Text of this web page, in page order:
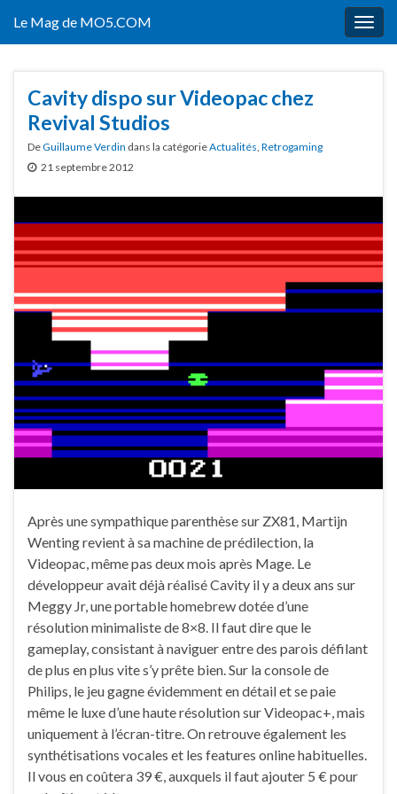
Le Mag de MO5.COM
Cavity dispo sur Videopac chez
Revival Studios
DeGuillaume Verdin dans la catégorieActualités, Retrogaming
21 septembre 2012
Après une sympathique parenthèse sur ZX81, Martijn
Wenting revient à sa machine de prédilection, la
Videopac, même pas deux mois après Mage. Le
développeur avait déjà réalisé Cavity il y a deux ans sur
Meggy Jr, une portable homebrew dotée d’une
résolution minimaliste de 8×8. Il faut dire que le
gameplay, consistant à naviguer entre des parois défilant
de plus en plus vite s’y prête bien. Sur la console de
Philips, le jeu gagne évidemment en détail et se paie
même le luxe d’une haute résolution sur Videopac+, mais
uniquement à l’écran-titre. On retrouve également les
synthétisations vocales et les features online habituelles.
Il vous en coûtera 39 €, auxquels il faut ajouter 5 € pour